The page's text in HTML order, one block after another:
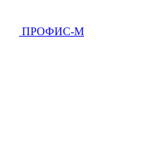
ПРОФИС-М